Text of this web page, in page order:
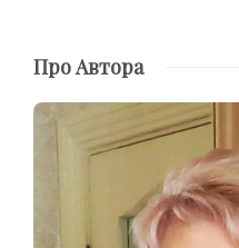
Про Автора